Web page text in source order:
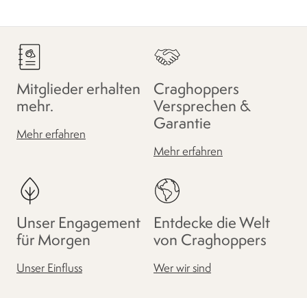
Mitglieder erhalten
mehr.
Mehr erfahren
Craghoppers
Versprechen &
Garantie
Mehr erfahren
Unser Engagement
für Morgen
Unser Einfluss
Entdecke die Welt
von Craghoppers
Wer wir sind